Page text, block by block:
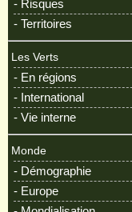
- Risques
- Territoires
Les Verts
- En régions
- International
- Vie interne
Monde
- Démographie
- Europe